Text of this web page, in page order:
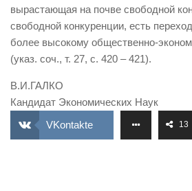
вырастающая на почве свободной
свободной конкуренции, есть
более высокому общественно-
(указ. соч., т. 27, с. 420 – 421).
В.И.ГАЛКО
Кандидат Экономических Наук
VKontakte
13